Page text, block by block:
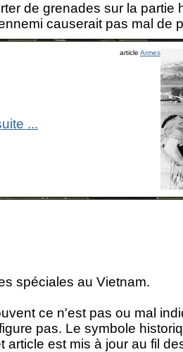
de grenades sur la partie
causerait pas mal de
article Armes
...
spéciales au Vietnam.
ce n'est pas ou mal
pas. Le symbole
est mis à jour au fil